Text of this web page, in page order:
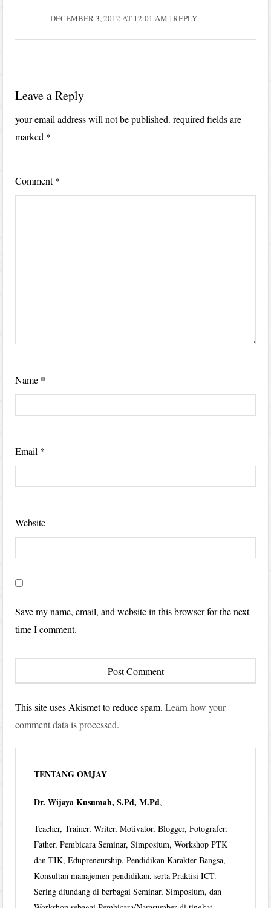
DECEMBER 3, 2012 AT 12:01 AM REPLY
Leave a Reply
your email address will not be published. required fields are
marked *
Comment*
Name *
Email *
Website
Save my name, email, and website in this browser for the next
time I comment.
This site uses Akismet to reduce spam.Learn how your
comment data is processed.
TENTANG OMJAY
Dr. Wijaya Kusumah, S.Pd, M.Pd,
Teacher, Trainer, Writer, Motivator, Blogger, Fotografer,
Father, Pembicara Seminar, Simposium, Workshop PTK
dan TIK, Edupreneurship, Pendidikan Karakter Bangsa,
Konsultan manajemen pendidikan, serta Praktisi ICT.
Sering diundang di berbagai Seminar, Simposium, dan